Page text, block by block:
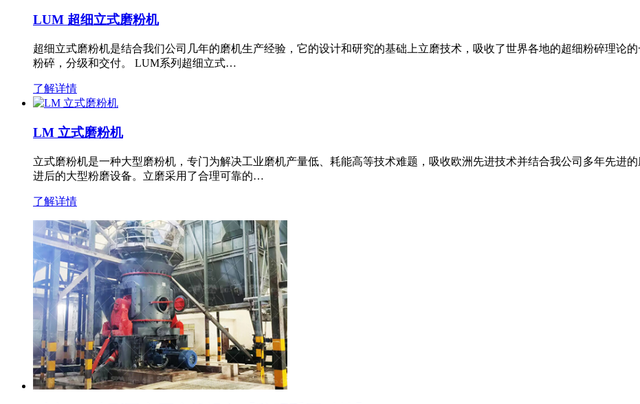
LUM 超细立式磨粉机
超细立式磨粉机是结合我们公司几年的磨机生产经验，它的设计和研究的基础上立磨技术，吸收了世界各地的超细粉碎理论
粉碎，分级和交付。 LUM系列超细立式…
了解详情
LM 立式磨粉机
立式磨粉机是一种大型磨粉机，专门为解决工业磨机产量低、耗能高等技术难题，吸收欧洲先进技术并结合我公司多年先进
进后的大型粉磨设备。立磨采用了合理可靠的…
了解详情